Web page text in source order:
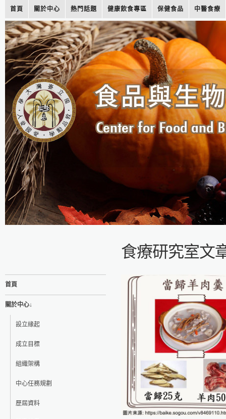
首頁 關於中心 熱門話題 健康飲食專區 保健食品 中醫食療
食療研究室文
首頁
關於中心↓
設立緣起
成立目標
組織架構
中心任務規劃
歷屆資料